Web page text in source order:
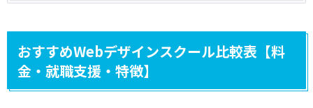
おすすめWebデザインスクール比較表【料
金・就職支援・特徴】